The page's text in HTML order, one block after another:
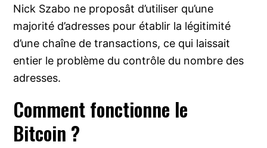
Nick Szabo ne proposât d’utiliser qu’une
majorité d’adresses pour établir la légitimité
d’une chaîne de transactions, ce qui laissait
entier le problème du contrôle du nombre des
adresses.
Comment fonctionne le
Bitcoin ?